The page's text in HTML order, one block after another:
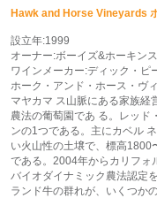
Hawk and Horse Vineyards
設立年:1999
オーナー:ボーイズ&ホーキン
ワインメーカー:ディック・ピ
ホーク・アンド・ホース・ヴ
マヤカマ ス山脈にある家族経
農法の葡萄園であ る。レッド
ンの1つである。主にカベル
い火山性の土壌で、標高
である。2004年からカリフォ
バイオダイナミック農法認定
ランド牛の群れが、いくつか